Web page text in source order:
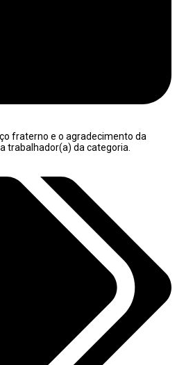
fraterno e o agradecimento da
trabalhador(a) da categoria.